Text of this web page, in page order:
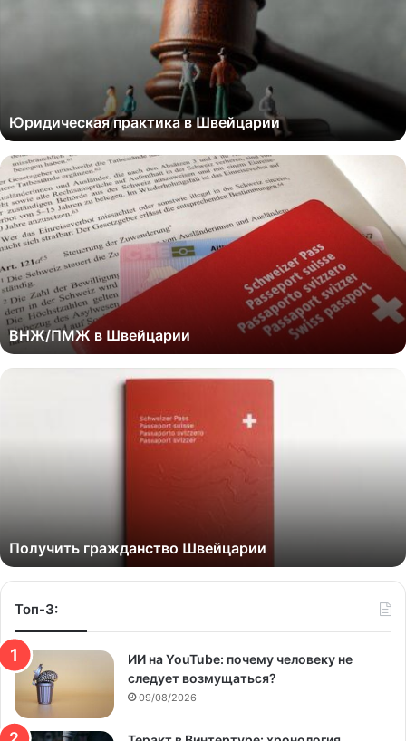
Юридическая практика в Швейцарии
ВНЖ/ПМЖ в Швейцарии
Получить гражданство Швейцарии
Топ-3:
ИИ на YouTube: почему человеку не
следует возмущаться?
09/08/2026